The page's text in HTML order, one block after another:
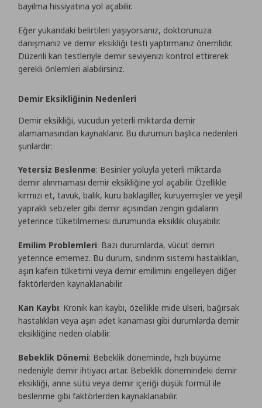
bayılma hissiyatına yol açabilir.
Eğer yukarıdaki belirtileri yaşıyorsanız, doktorunuza
danışmanız ve demir eksikliği testi yaptırmanız önemlidir.
Düzenli kan testleriyle demir seviyenizi kontrol ettirerek
gerekli önlemleri alabilirsiniz.
Demir Eksikliğinin Nedenleri
Demir eksikliği, vücudun yeterli miktarda demir
alamamasından kaynaklanır. Bu durumun başlıca nedenleri
şunlardır:
Yetersiz Beslenme: Besinler yoluyla yeterli miktarda
demir alınmaması demir eksikliğine yol açabilir. Özellikle
kırmızı et, tavuk, balık, kuru baklagiller, kuruyemişler ve yeşil
yapraklı sebzeler gibi demir açısından zengin gıdaların
yeterince tüketilmemesi durumunda eksiklik oluşabilir.
Emilim Problemleri: Bazı durumlarda, vücut demiri
yeterince ememez. Bu durum, sindirim sistemi hastalıkları,
aşırı kafein tüketimi veya demir emilimini engelleyen diğer
faktörlerden kaynaklanabilir.
Kan Kaybı: Kronik kan kaybı, özellikle mide ülseri, bağırsak
hastalıkları veya aşırı adet kanaması gibi durumlarda demir
eksikliğine neden olabilir.
Bebeklik Dönemi: Bebeklik döneminde, hızlı büyüme
nedeniyle demir ihtiyacı artar. Bebeklik dönemindeki demir
eksikliği, anne sütü veya demir içeriği düşük formül ile
beslenme gibi faktörlerden kaynaklanabilir.